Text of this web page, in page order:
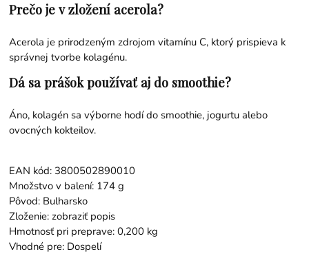
Prečo je v zložení acerola?
Acerola je prirodzeným zdrojom vitamínu C, ktorý prispieva k
správnej tvorbe kolagénu.
Dá sa prášok používať aj do smoothie?
Áno, kolagén sa výborne hodí do smoothie, jogurtu alebo
ovocných kokteilov.
EAN kód: 3800502890010
Množstvo v balení: 174 g
Pôvod: Bulharsko
Zloženie: zobraziť popis
Hmotnosť pri preprave: 0,200 kg
Vhodné pre: Dospelí